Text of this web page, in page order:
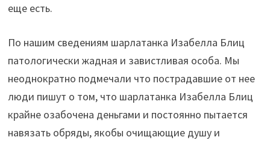
еще есть.
По нашим сведениям шарлатанка Изабелла Блиц
патологически жадная и завистливая особа. Мы
неоднократно подмечали что пострадавшие от нее
люди пишут о том, что шарлатанка Изабелла Блиц
крайне озабочена деньгами и постоянно пытается
навязать обряды, якобы очищающие душу и